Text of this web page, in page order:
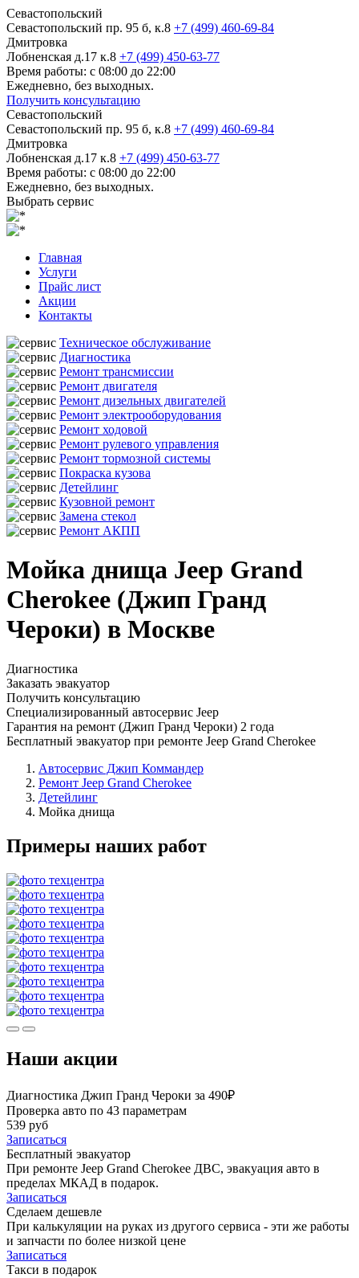
Севастопольский
Севастопольский пр. 95 б, к.8 +7 (499) 460-69-84
Дмитровка
Лобненская д.17 к.8 +7 (499) 450-63-77
Время работы: с 08:00 до 22:00
Ежедневно, без выходных.
Получить консультацию
Севастопольский
Севастопольский пр. 95 б, к.8 +7 (499) 460-69-84
Дмитровка
Лобненская д.17 к.8 +7 (499) 450-63-77
Время работы: с 08:00 до 22:00
Ежедневно, без выходных.
Выбрать сервис
Главная
Услуги
Прайс лист
Акции
Контакты
Техническое обслуживание
Диагностика
Ремонт трансмиссии
Ремонт двигателя
Ремонт дизельных двигателей
Ремонт электрооборудования
Ремонт ходовой
Ремонт рулевого управления
Ремонт тормозной системы
Покраска кузова
Детейлинг
Кузовной ремонт
Замена стекол
Ремонт АКПП
Мойка днища Jeep Grand
Cherokee (Джип Гранд
Чероки) в Москве
Диагностика
Заказать эвакуатор
Получить консультацию
Специализированный автосервис Jeep
Гарантия на ремонт (Джип Гранд Чероки) 2 года
Бесплатный эвакуатор при ремонте Jeep Grand Cherokee
Автосервис Джип Коммандер
Ремонт Jeep Grand Cherokee
Детейлинг
Мойка днища
Примеры наших работ
Наши акции
Диагностика Джип Гранд Чероки за 490₽
Проверка авто по 43 параметрам
539 руб
Записаться
Бесплатный эвакуатор
При ремонте Jeep Grand Cherokee ДВС, эвакуация авто в
пределах МКАД в подарок.
Записаться
Сделаем дешевле
При калькуляции на руках из другого сервиса - эти же работы
и запчасти по более низкой цене
Записаться
Такси в подарок